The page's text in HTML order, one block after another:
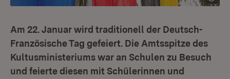
Am 22. Januar wird traditionell der Deutsch-
Französische Tag gefeiert. Die Amtsspitze des
Kultusministeriums war an Schulen zu Besuch
und feierte diesen mit Schülerinnen und